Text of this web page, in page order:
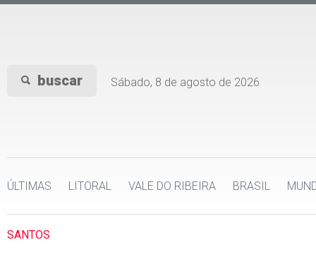
buscar Sábado, 8 de agosto de 2026
ÚLTIMAS LITORAL VALE DO RIBEIRA BRASIL
SANTOS